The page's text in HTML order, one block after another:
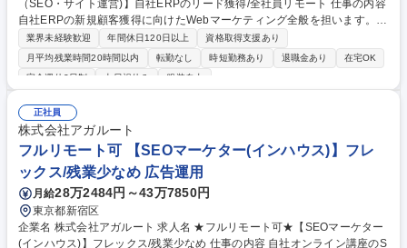
（SEO・サイト運営)】自社ERPのリード獲得/全社員リモート 仕事の内容
自社ERPの新規顧客獲得に向けたWebマーケティング全般を担います。数
値分析に基づくサイト改善からコンテンツ企画、リード育成までを戦略的
に実行し、問い合わせ数と成約数の最大化を牽引することが目的です。 G
A4等を用いた流入・導線分析を軸に、SEO運用やコラム・ブログの企
施策は即実行できる環境です。言われたままのコーディングではなく、
「どうすればCVRが上がるか」という視点でLP改善や広告運用、CRM施
策にも領域を広げられます。営業から直接製品フィードバックを仕入れ、
ターゲットに刺さる言葉を形にする、戦略的なマーケティングに没頭でき
ます。 募集職種 【東京/Webマーケター（SEO・サイト運営)】自社ERP
のリード獲得/全社員リモート
業界未経験歓迎 年間休日120日以上
資格取得支援あり
月平均残業時間20時間以内
転勤なし 時短勤務あり 退職金あり
在宅OK
完全週休2日制
土日祝休み 服装自由
正社員
株式会社アガルート
フルリモート可 【SEOマーケター(インハウス)】フレ
ックス/残業少なめ 広告運用
月給28万2484円～43万7850円
東京都新宿区
企業名 株式会社アガルート 求人名 ★フルリモート可★【SEOマーケター
(インハウス)】フレックス/残業少なめ 仕事の内容 自社オンライン講座のS